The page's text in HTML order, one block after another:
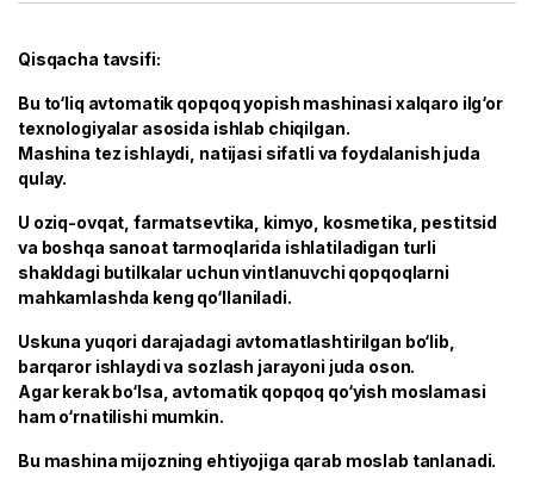
Qisqacha tavsifi:
Bu to‘liq avtomatik qopqoq yopish mashinasi xalqaro ilg‘or
texnologiyalar asosida ishlab chiqilgan.
Mashina tez ishlaydi, natijasi sifatli va foydalanish juda
qulay.
U oziq-ovqat, farmatsevtika, kimyo, kosmetika, pestitsid
va boshqa sanoat tarmoqlarida ishlatiladigan turli
shakldagi butilkalar uchun vintlanuvchi qopqoqlarni
mahkamlashda keng qo‘llaniladi.
Uskuna yuqori darajadagi avtomatlashtirilgan bo‘lib,
barqaror ishlaydi va sozlash jarayoni juda oson.
Agar kerak bo‘lsa, avtomatik qopqoq qo‘yish moslamasi
ham o‘rnatilishi mumkin.
Bu mashina mijozning ehtiyojiga qarab moslab tanlanadi.